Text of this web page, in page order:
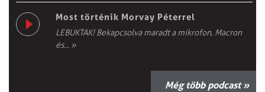
Most történik Morvay Péterrel
LEBUKTAK! Bekapcsolva maradt a mikrofon, Macron
és... »
Még több podcast »